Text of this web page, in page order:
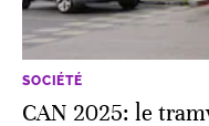
SOCIÉTÉ
CAN 2025: le